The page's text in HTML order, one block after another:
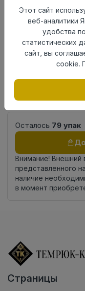
Класс
33кл
Актуальность
10мм
Размер
доски
до +27
Замок
Страна
Россия
Осталось 79 упак
Внимание! Внешний
представленного
наличие
в момент
Страницы
Этот сайт
веб-аналитики
удобства
статистических
сайт, вы
cookie.